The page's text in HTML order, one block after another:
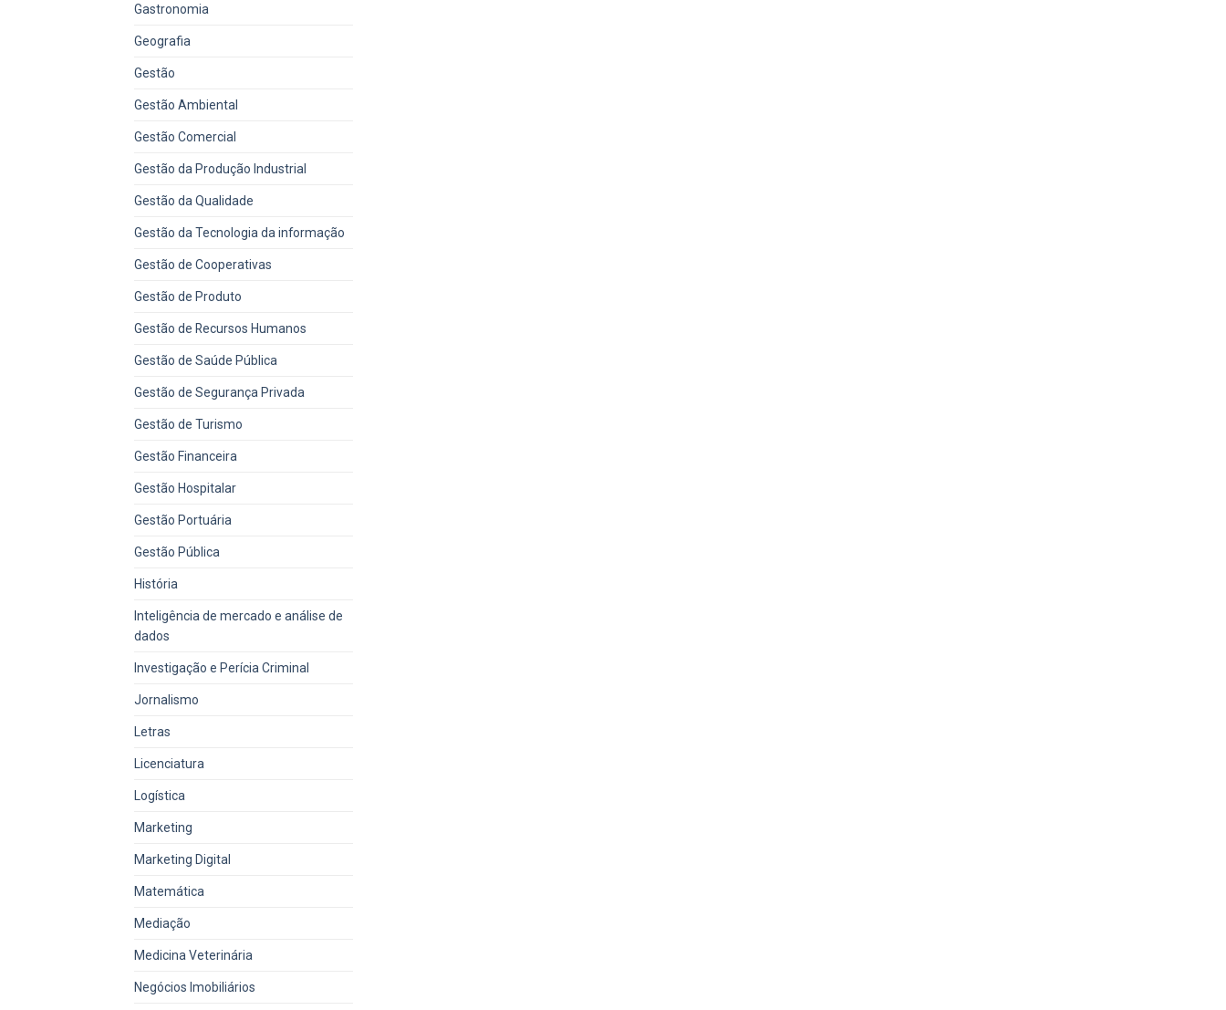
Gastronomia
Geografia
Gestão
Gestão Ambiental
Gestão Comercial
Gestão da Produção Industrial
Gestão da Qualidade
Gestão da Tecnologia da informação
Gestão de Cooperativas
Gestão de Produto
Gestão de Recursos Humanos
Gestão de Saúde Pública
Gestão de Segurança Privada
Gestão de Turismo
Gestão Financeira
Gestão Hospitalar
Gestão Portuária
Gestão Pública
História
Inteligência de mercado e análise de
dados
Investigação e Perícia Criminal
Jornalismo
Letras
Licenciatura
Logística
Marketing
Marketing Digital
Matemática
Mediação
Medicina Veterinária
Negócios Imobiliários